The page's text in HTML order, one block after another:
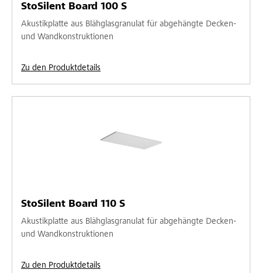
StoSilent Board 100 S
Akustikplatte aus Blähglasgranulat für abgehängte Decken-
und Wandkonstruktionen
Zu den Produktdetails
StoSilent Board 110 S
Akustikplatte aus Blähglasgranulat für abgehängte Decken-
und Wandkonstruktionen
Zu den Produktdetails